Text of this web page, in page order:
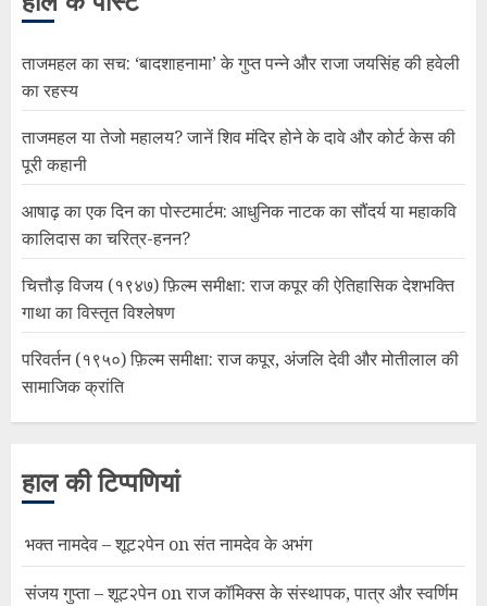
ताजमहल का सच: ‘बादशाहनामा’ के गुप्त पन्ने और राजा जयसिंह की हवेली
का रहस्य
ताजमहल या तेजो महालय? जानें शिव मंदिर होने के दावे और कोर्ट केस की
पूरी कहानी
आषाढ़ का एक दिन का पोस्टमार्टम: आधुनिक नाटक का सौंदर्य या महाकवि
कालिदास का चरित्र-हनन?
चित्तौड़ विजय (१९४७) फ़िल्म समीक्षा: राज कपूर की ऐतिहासिक देशभक्ति
गाथा का विस्तृत विश्लेषण
परिवर्तन (१९५०) फ़िल्म समीक्षा: राज कपूर, अंजलि देवी और मोतीलाल की
सामाजिक क्रांति
हाल की टिप्पणियां
भक्त नामदेव – शूट२पेनonसंत नामदेव के अभंग
संजय गुप्ता – शूट२पेनonराज कॉमिक्स के संस्थापक, पात्र और स्वर्णिम